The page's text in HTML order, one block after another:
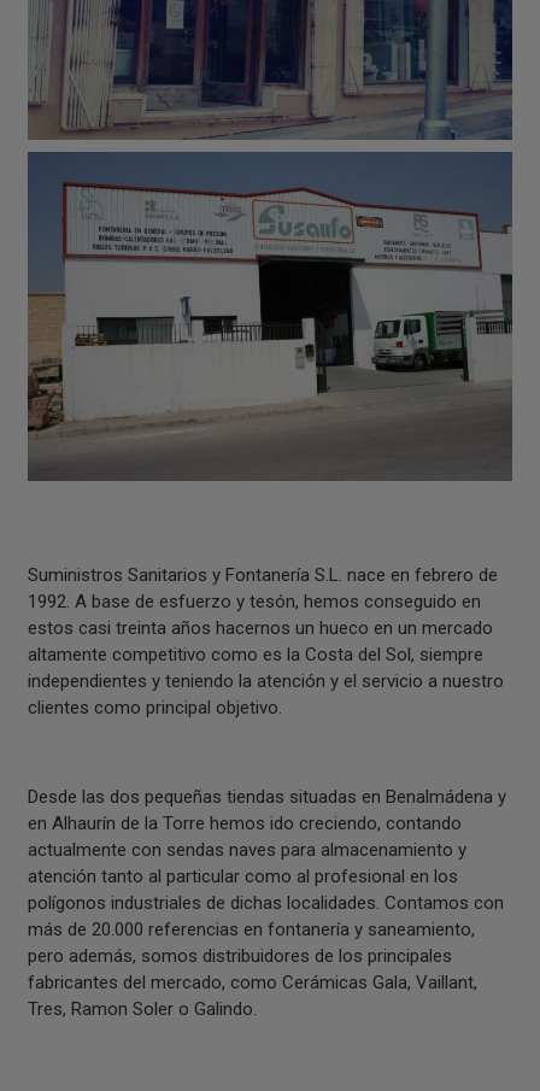
Suministros Sanitarios y Fontanería S.L. nace en febrero de
1992. A base de esfuerzo y tesón, hemos conseguido en
estos casi treinta años hacernos un hueco en un mercado
altamente competitivo como es la Costa del Sol, siempre
independientes y teniendo la atención y el servicio a nuestro
clientes como principal objetivo.
Desde las dos pequeñas tiendas situadas en Benalmádena y
en Alhaurín de la Torre hemos ido creciendo, contando
actualmente con sendas naves para almacenamiento y
atención tanto al particular como al profesional en los
polígonos industriales de dichas localidades. Contamos con
más de 20.000 referencias en fontanería y saneamiento,
pero además, somos distribuidores de los principales
fabricantes del mercado, como Cerámicas Gala, Vaillant,
Tres, Ramon Soler o Galindo.